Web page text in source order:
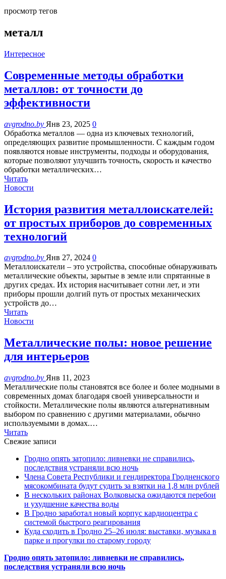
просмотр тегов
металл
Интересное
Современные методы обработки
металлов: от точности до
эффективности
avgrodno.by Янв 23, 2025 0
Обработка металлов — одна из ключевых технологий,
определяющих развитие промышленности. С каждым годом
появляются новые инструменты, подходы и оборудования,
которые позволяют улучшить точность, скорость и качество
обработки металлических…
Читать
Новости
История развития металлоискателей:
от простых приборов до современных
технологий
avgrodno.by Янв 27, 2024 0
Металлоискатели – это устройства, способные обнаруживать
металлические объекты, зарытые в земле или спрятанные в
других средах. Их история насчитывает сотни лет, и эти
приборы прошли долгий путь от простых механических
устройств до…
Читать
Новости
Металлические полы: новое решение
для интерьеров
avgrodno.by Янв 11, 2023
Металлические полы становятся все более и более модными в
современных домах благодаря своей универсальности и
стойкости. Металлические полы являются альтернативным
выбором по сравнению с другими материалами, обычно
используемыми в домах.…
Читать
Свежие записи
Гродно опять затопило: ливневки не справились,
последствия устраняли всю ночь
Члена Совета Республики и гендиректора Гродненского
мясокомбината будут судить за взятки на 1,8 млн рублей
В нескольких районах Волковыска ожидаются перебои
и ухудшение качества воды
В Гродно заработал новый корпус кардиоцентра с
системой быстрого реагирования
Куда сходить в Гродно 25–26 июля: выставки, музыка в
парке и прогулки по старому городу
Гродно опять затопило: ливневки не справились,
последствия устраняли всю ночь